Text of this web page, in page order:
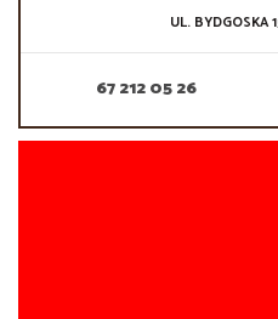
UL. BYDGOSKA
67 212 05 26